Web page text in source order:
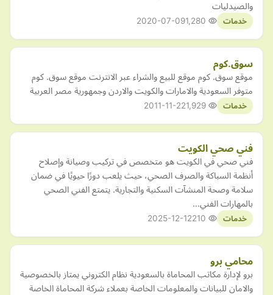
والصيدليات
خدمات 2020-07-09
سوق.كوم
موقع سوق. كوم موقع للبيع والشراء عبر الانترنت موقع سوق. كوم
متوفر السعودية والامارات والكويت والاردن وجمهورية مصر العربية
خدمات 2011-11-22
فني صحي الكويت
فني صحي في الكويت هو متخصص في تركيب وصيانة وإصلاح
أنظمة السباكة والصرف الصحي، حيث يلعب دورًا حيويًا في ضمان
سلامة وصحة المنشآت السكنية والتجارية. يتمتع الفني الصحي
بالمهارات الفني…
خدمات 2025-12-12
محامي برو
برو لإدارة مكاتب المحاماة بالسعودية نظام الكتروني يمتاز بالخصوصية
والامان للبيانات والمعلومات الخاصة بعملاء شركة المحاماة الخاصة